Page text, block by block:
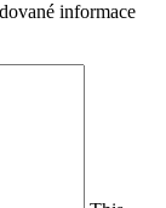
informace